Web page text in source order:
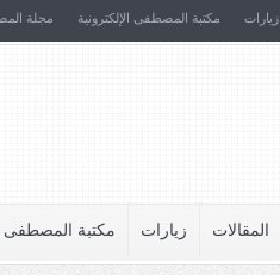
زيارات مكتبة المصطفى الإلكترونية مجلة
المقالات زيارات مكتبة المصطفى